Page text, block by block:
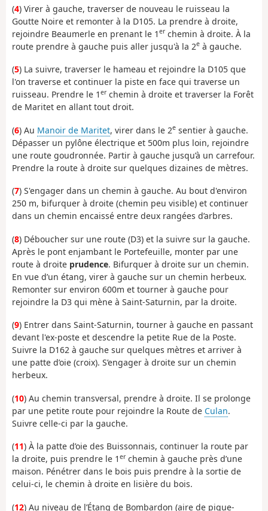
(4) Virer à gauche, traverser de nouveau le ruisseau la
Goutte Noire et remonter à la D105. La prendre à droite,
rejoindre Beaumerle en prenant le 1 er chemin à droite. À la
route prendre à gauche puis aller jusqu'à la 2e à gauche.
(5) La suivre, traverser le hameau et rejoindre la D105 que
l'on traverse et continuer la piste en face qui traverse un
ruisseau. Prendre le 1 er chemin à droite et traverser la Forêt
de Maritet en allant tout droit.
(6) Au Manoir de Maritet, virer dans le 2e sentier à gauche.
Dépasser un pylône électrique et 500m plus loin, rejoindre
une route goudronnée. Partir à gauche jusqu’à un carrefour.
Prendre la route à droite sur quelques dizaines de mètres.
(7) S'engager dans un chemin à gauche. Au bout d'environ
250 m, bifurquer à droite (chemin peu visible) et continuer
dans un chemin encaissé entre deux rangées d’arbres.
(8) Déboucher sur une route (D3) et la suivre sur la gauche.
Après le pont enjambant le Portefeuille, monter par une
route à droite prudence. Bifurquer à droite sur un chemin.
En vue d’un étang, virer à gauche sur un chemin herbeux.
Remonter sur environ 600m et tourner à gauche pour
rejoindre la D3 qui mène à Saint-Saturnin, par la droite.
(9) Entrer dans Saint-Saturnin, tourner à gauche en passant
devant l'ex-poste et descendre la petite Rue de la Poste.
Suivre la D162 à gauche sur quelques mètres et arriver à
une patte d’oie (croix). S’engager à droite sur un chemin
herbeux.
(10) Au chemin transversal, prendre à droite. Il se prolonge
par une petite route pour rejoindre la Route de Culan.
Suivre celle-ci par la gauche.
(11) À la patte d’oie des Buissonnais, continuer la route par
la droite, puis prendre le 1 er chemin à gauche près d’une
maison. Pénétrer dans le bois puis prendre à la sortie de
celui-ci, le chemin à droite en lisière du bois.
(12) Au niveau de l’Étang de Bombardon (aire de pique-